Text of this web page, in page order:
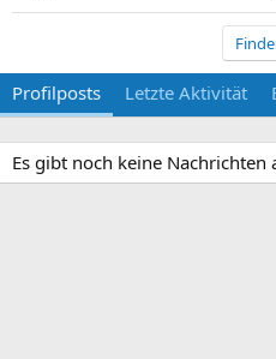
Profilposts Letzte Aktivität
Es gibt noch keine